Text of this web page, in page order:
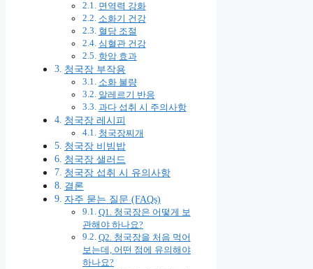
면역력 강화
소화기 건강
혈당 조절
심혈관 건강
항암 효과
청국장 부작용
소화 불량
알레르기 반응
과다 섭취 시 주의사항
청국장 레시피
청국장찌개
청국장 비빔밥
청국장 샐러드
청국장 섭취 시 유의사항
결론
자주 묻는 질문 (FAQs)
Q1. 청국장은 어떻게 보
관해야 하나요?
Q2. 청국장을 처음 먹어
보는데, 어떤 점에 유의해야
하나요?